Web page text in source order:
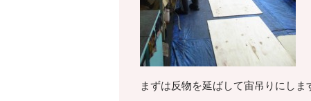
まずは反物を延ばして宙吊りにしま